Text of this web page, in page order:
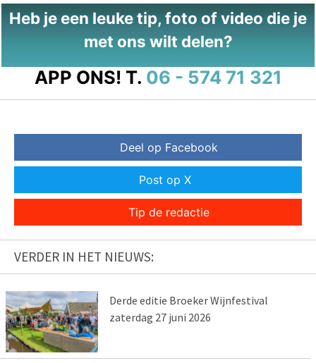
Heb je een leuke tip, foto of video die je
met ons wilt delen?
APP ONS! T. 06 - 574 71 321
Deel op Facebook
Post op X
Tip de redactie
VERDER IN HET NIEUWS:
Derde editie Broeker Wijnfestival
zaterdag 27 juni 2026